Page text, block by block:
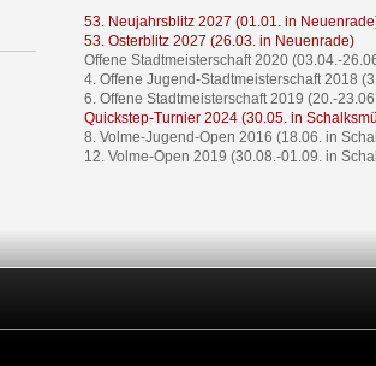
53. Neujahrsblitz 2027 (01.01. in
53. Osterblitz 2027 (26.03. in Neuenrade)
Offene Stadtmeisterschaft 2020 (03.04.-
4. Offene Jugend-Stadtmeisterschaft 2018
6. Offene Stadtmeisterschaft 2019 (20.-
Quickstep-Turnier 2024 (30.05. in
8. Volme-Jugend-Open 2016 (18.06. in
12. Volme-Open 2019 (30.08.-01.09. in